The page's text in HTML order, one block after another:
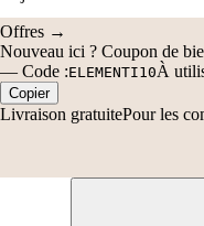
— Code :ELEMENTI10À
Copier
Livraison gratuitePour les